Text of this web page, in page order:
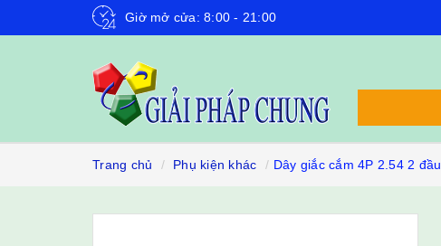
Giờ mở cửa: 8:00 - 21:00
Trang chủ Phụ kiện khác Dây giắc cắm 4P 2.54 2 đầu